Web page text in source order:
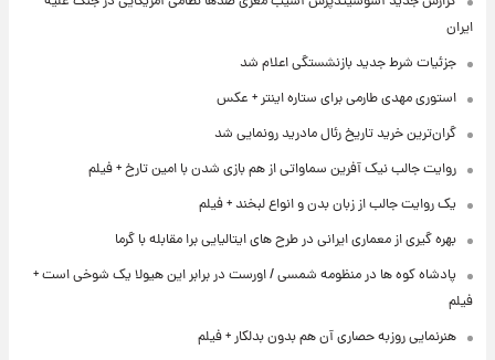
ایران
جزئیات شرط جدید بازنشستگی اعلام شد
استوری مهدی طارمی برای ستاره اینتر + عکس
گران‌ترین خرید تاریخ رئال مادرید رونمایی شد
روایت جالب نیک آفرین سماواتی از هم بازی شدن با امین تارخ + فیلم
یک روایت جالب از زبان بدن و انواع لبخند + فیلم
بهره گیری از معماری ایرانی در طرح های ایتالیایی برا مقابله با گرما
پادشاه کوه ها در منظومه شمسی / اورست در برابر این هیولا یک شوخی است +
فیلم
هنرنمایی روزبه حصاری آن هم بدون بدلکار + فیلم